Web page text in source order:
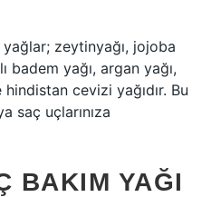
zeytinyağı, jojoba
badem yağı, argan yağı,
cevizi yağıdır. Bu
saç uçlarınıza
BAKIM YAĞI